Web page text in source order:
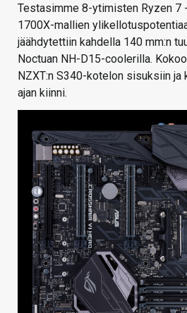
Testasimme 8-ytimisten Ryzen 7
1700X-mallien
jäähdytettiin kahdella 140 mm:n
Noctuan NH-D15-coolerilla.
NZXT:n S340-kotelon sisuksiin
ajan kiinni.